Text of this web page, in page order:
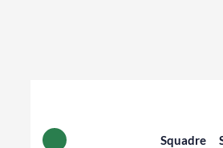
Squadre